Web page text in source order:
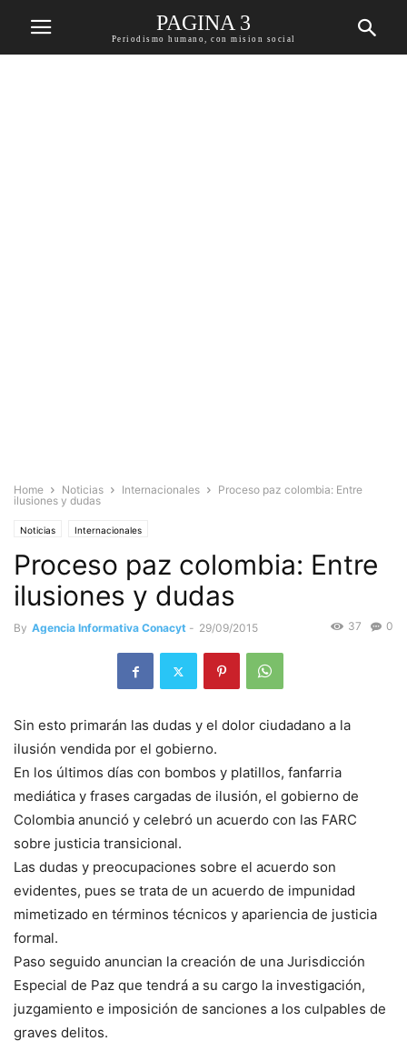
PAGINA 3
Periodismo humano, con mision social
Home Noticias Internacionales
Proceso paz colombia: Entre
ilusiones y dudas
Noticias Internacionales
Proceso paz colombia: Entre
ilusiones y dudas
By Agencia Informativa Conacyt - 29/09/2015 0
37
Sin esto primarán las dudas y el dolor ciudadano a la
ilusión vendida por el gobierno.
En los últimos días con bombos y platillos, fanfarria
mediática y frases cargadas de ilusión, el gobierno de
Colombia anunció y celebró un acuerdo con las FARC
sobre justicia transicional.
Las dudas y preocupaciones sobre el acuerdo son
evidentes, pues se trata de un acuerdo de impunidad
mimetizado en términos técnicos y apariencia de justicia
formal.
Paso seguido anuncian la creación de una Jurisdicción
Especial de Paz que tendrá a su cargo la investigación,
juzgamiento e imposición de sanciones a los culpables de
graves delitos.